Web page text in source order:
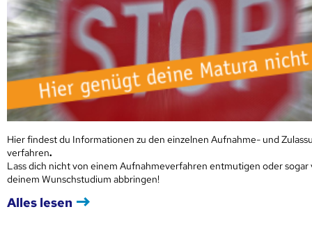
Hier findest du Informationen zu den einzelnen Aufnahme- und
verfahren.
Lass dich nicht von einem Aufnahmeverfahren entmutigen oder sogar
deinem Wunschstudium abbringen!
Alles lesen